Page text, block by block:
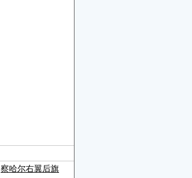
察哈尔右翼后旗